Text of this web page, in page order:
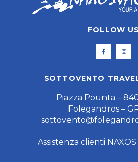
FOLLOW US
SOTTOVENTO
Piazza Pounta –
Folegandros –
Assistenza clienti